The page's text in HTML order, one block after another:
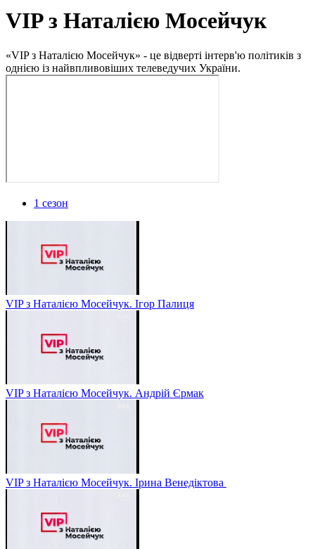
VIP з Наталією Мосейчук
«VIP з Наталією Мосейчук» - це відверті інтерв'ю політиків з
однією із найвпливовіших телеведучих України.
1 сезон
VIP з Наталією Мосейчук. Ігор Палиця
VIP з Наталією Мосейчук. Андрій Єрмак
VIP з Наталією Мосейчук. Ірина Венедіктова